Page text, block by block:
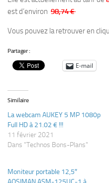
est d’environ 98,74 €
Vous pouvez la retrouver en
Partager :
E-mail
Similaire
La webcam AUKEY 5 MP 1080p
Full HD à 21.02 € !!!
11 février 2021
Dans "Technos Bons-Plans"
Moniteur portable 12,5″